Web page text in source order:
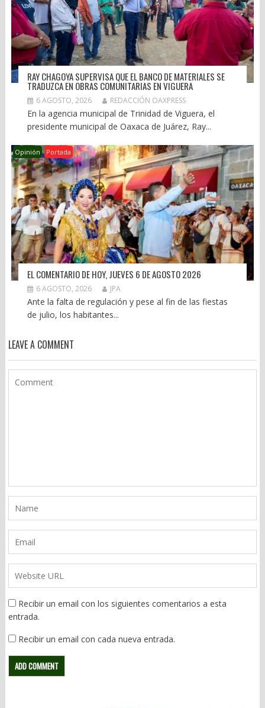
RAY CHAGOYA SUPERVISA QUE EL BANCO DE MATERIALES SE
TRADUZCA EN OBRAS COMUNITARIAS EN VIGUERA
6 AGOSTO, 2026 REDACCIÓN OAXPRESS
En la agencia municipal de Trinidad de Viguera, el
presidente municipal de Oaxaca de Juárez, Ray...
Opinión Portada
EL COMENTARIO DE HOY, JUEVES 6 DE AGOSTO 2026
6 AGOSTO, 2026 JPA
Ante la falta de regulación y pese al fin de las fiestas
de julio, los habitantes...
LEAVE A COMMENT
Recibir un email con los siguientes comentarios a esta
entrada.
Recibir un email con cada nueva entrada.